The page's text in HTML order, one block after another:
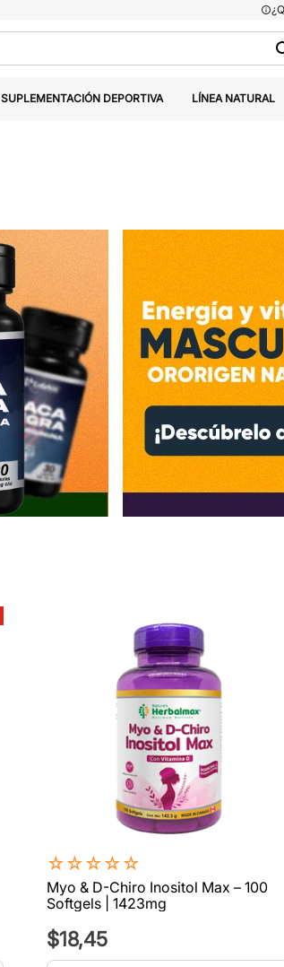
SUPLEMENTACIÓN DEPORTIVA LÍNEA NATURAL
☆☆☆☆☆
Myo & D-Chiro Inositol Max – 100
Softgels | 1423mg
$18,45